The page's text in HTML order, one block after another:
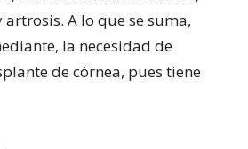
A lo que se suma,
la necesidad de
de córnea, pues tiene